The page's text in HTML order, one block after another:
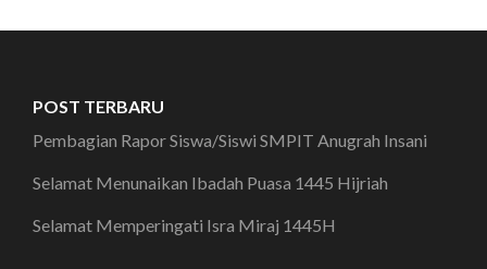
POST TERBARU
Pembagian Rapor Siswa/Siswi SMPIT Anugrah Insani
Selamat Menunaikan Ibadah Puasa 1445 Hijriah
Selamat Memperingati Isra Miraj 1445H